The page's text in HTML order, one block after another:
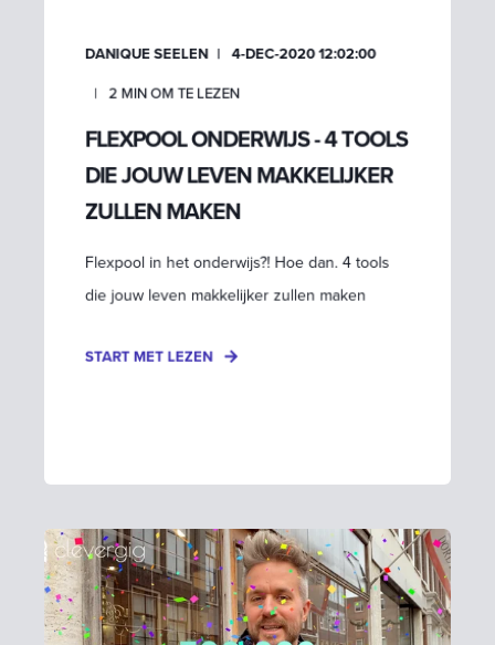
DANIQUE SEELEN 4-DEC-2020 12:02:00
2 MIN OM TE LEZEN
FLEXPOOL ONDERWIJS - 4 TOOLS
DIE JOUW LEVEN MAKKELIJKER
ZULLEN MAKEN
Flexpool in het onderwijs?! Hoe dan. 4 tools
die jouw leven makkelijker zullen maken
START MET LEZEN